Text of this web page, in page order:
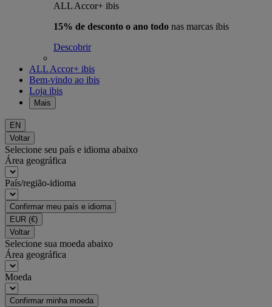
ALL Accor+ ibis
15% de desconto o ano todo nas marcas ibis
Descobrir
ALL Accor+ ibis
Bem-vindo ao ibis
Loja ibis
Mais
EN
Voltar
Selecione seu país e idioma abaixo
Área geográfica
País/região-idioma
Confirmar meu país e idioma
EUR (€)
Voltar
Selecione sua moeda abaixo
Área geográfica
Moeda
Confirmar minha moeda